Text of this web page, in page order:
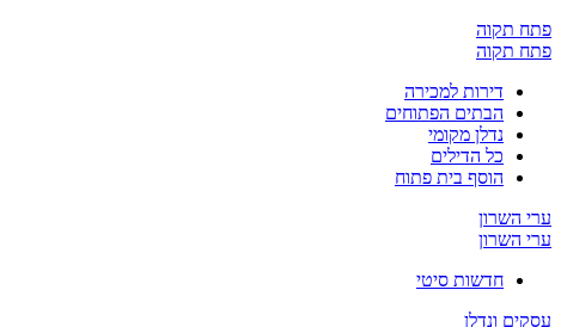
פתח תקוה
פתח תקוה
דירות למכירה
הבתים הפתוחים
נדלן מקומי
כל הדילים
הוסף בית פתוח
ערי השרון
ערי השרון
חדשות סיטי
עסקים ונדלן